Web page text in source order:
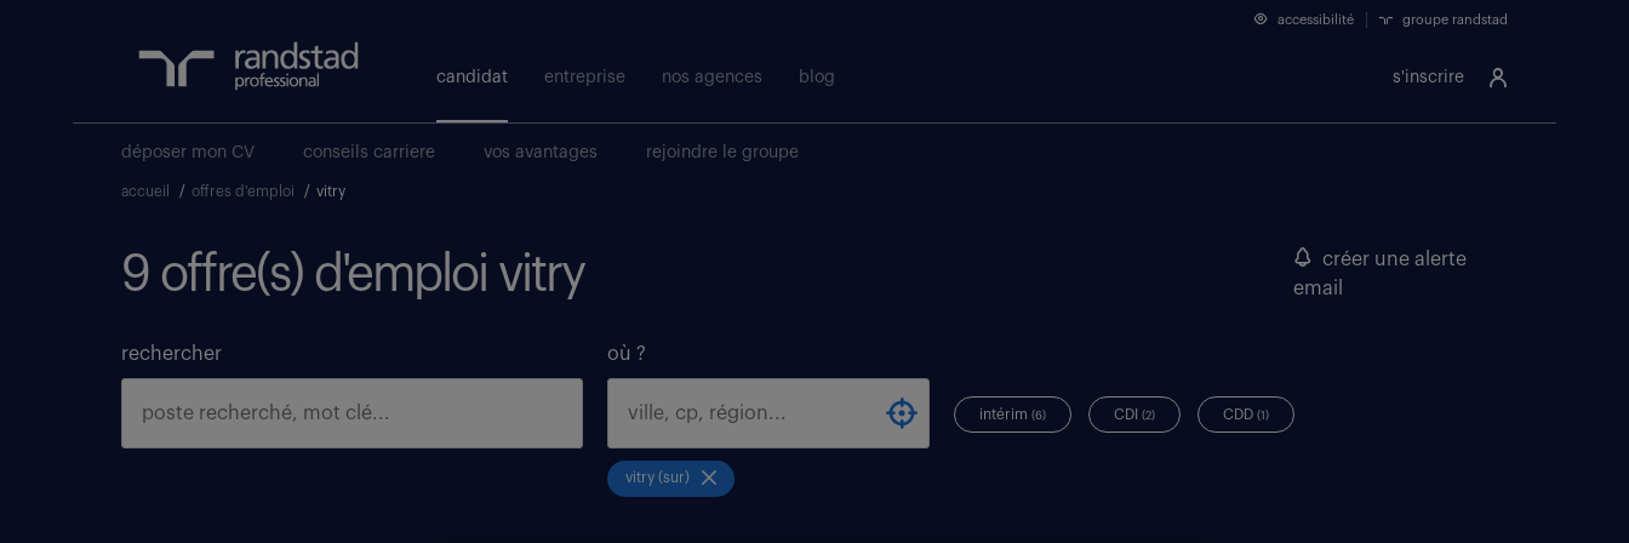
s'inscrire
accessibilité groupe randstad
candidat entreprise nos agences blog
déposer mon CV conseils carriere vos avantages rejoindre le groupe
accueil / offres d'emploi / vitry
9 offre(s) d'emploi vitry
créer une alerte
email
rechercher où ?
vitry (sur)
intérim(6) CDI(2) CDD(1)